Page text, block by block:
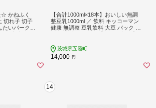
かねふく
切れ子 切子
たいパーク
【合計1000ml×18本】おいしい無調
整豆乳1000ml ／ 飲料 キッコーマン
健康 無調整 豆乳飲料 大豆 パック セ
茨城県五霞町
14,000 円
14